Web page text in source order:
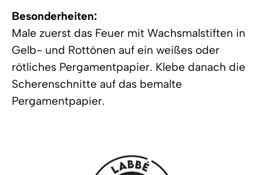
Besonderheiten:
Male zuerst das Feuer mit Wachsmalstiften in
Gelb- und Rottönen auf ein weißes oder
rötliches Pergamentpapier. Klebe danach die
Scherenschnitte auf das bemalte
Pergamentpapier.